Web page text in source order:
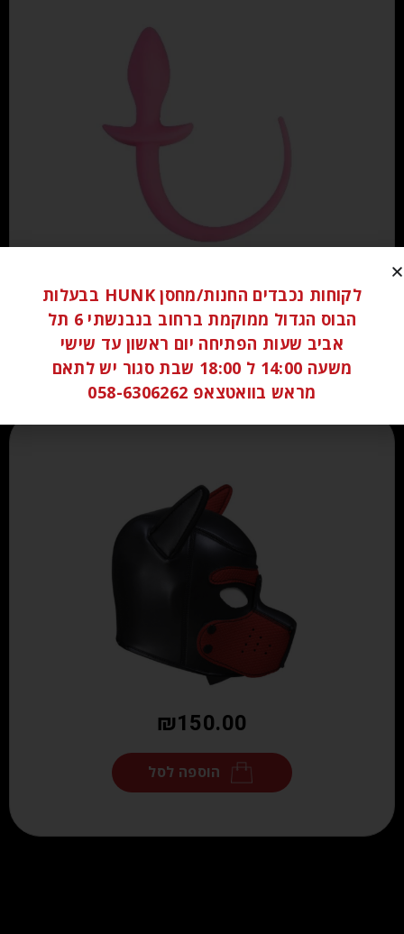
הוספה לסל
₪150.00
הוספה לסל
לקוחות נכבדים החנות/מחסן HUNK בבעלות
הבוס הגדול ממוקמת ברחוב בנבנשתי 6 תל
אביב שעות הפתיחה יום ראשון עד שישי
משעה 14:00 ל 18:00 שבת סגור יש לתאם
מראש בוואטצאפ 058-6306262